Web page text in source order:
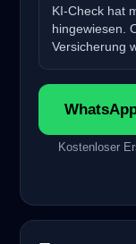
KI-Check hat
hingewiesen.
Versicherung
Kostenloser